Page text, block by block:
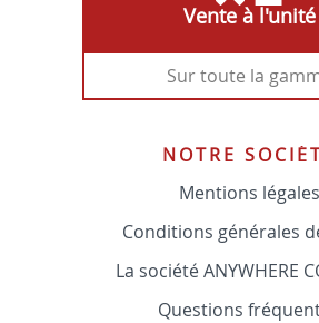
Vente à l'unité
Sur toute la
NOTRE
Mentions légales
Conditions générales
La société ANYWHERE
Questions